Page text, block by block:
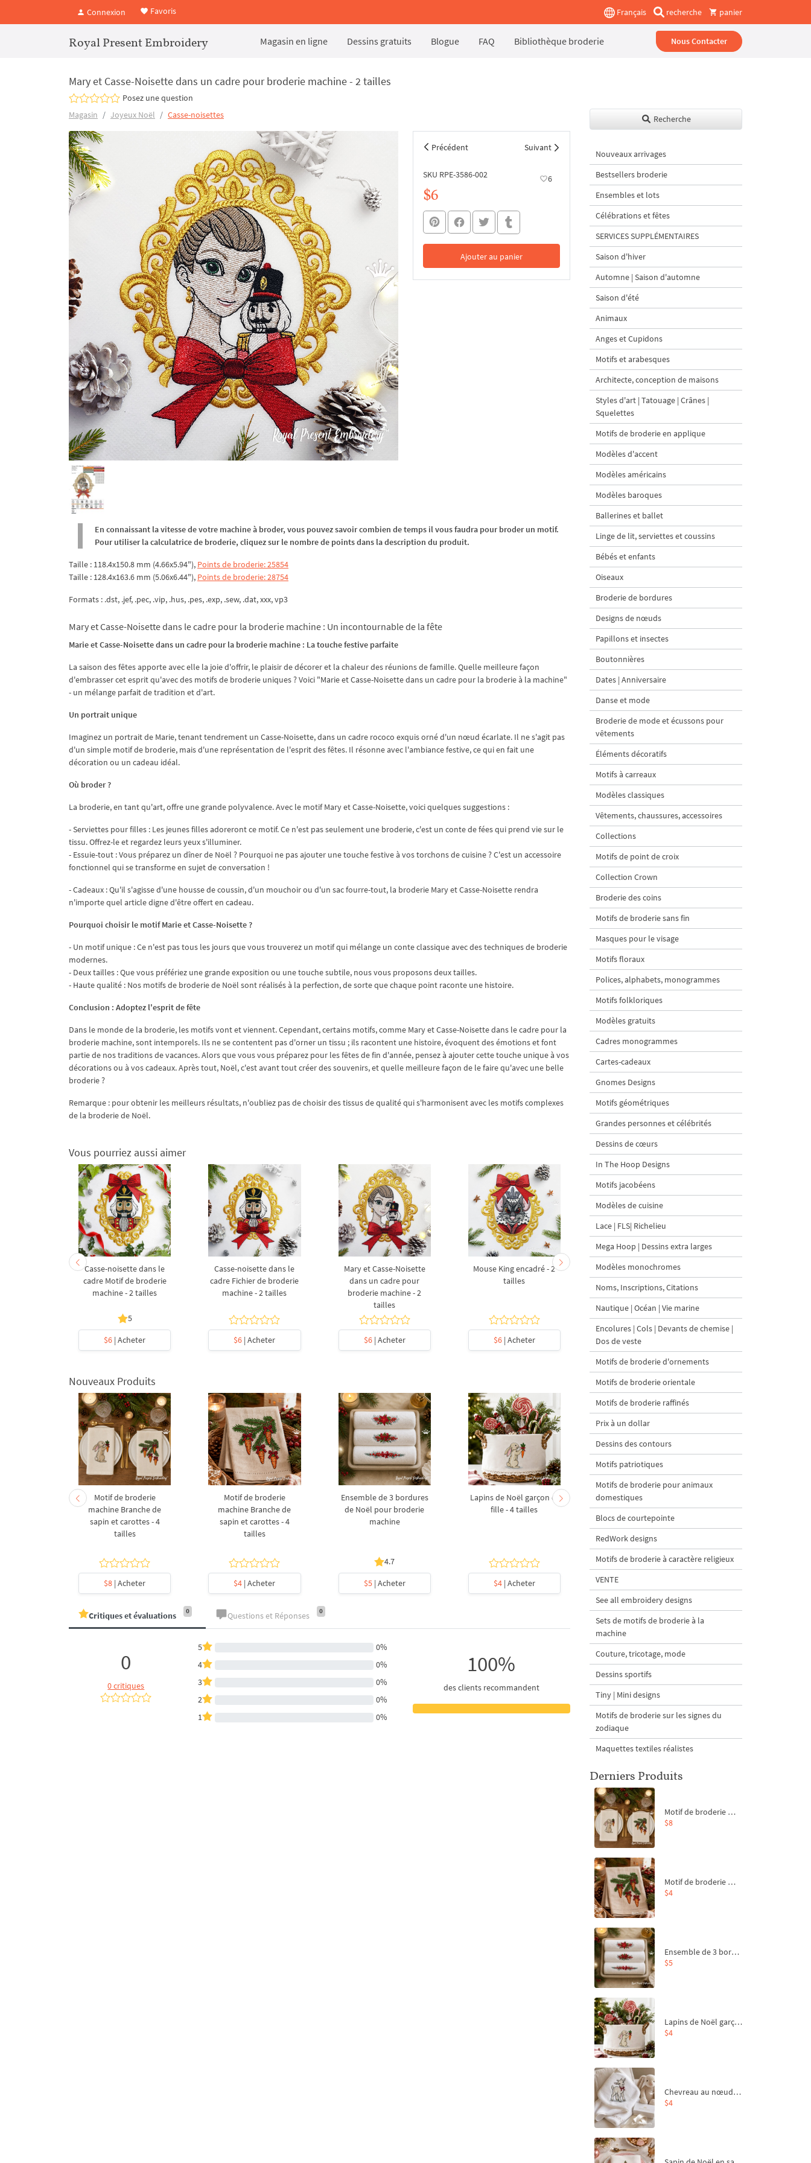
Connexion Favoris Français recherche panier
Royal Present Embroidery Magasin en ligne Dessins gratuits Blogue FAQ Bibliothèque broderie Nous Contacter
Mary et Casse-Noisette dans un cadre pour broderie machine - 2 tailles
Posez une question
Magasin
Joyeux Noël Casse-noisettes
Précédent Suivant
SKU RPE-3586-002 6
$6
Ajouter au panier
Dans le panier
En connaissant la vitesse de votre machine à broder, vous pouvez savoir combien de temps il vous faudra pour broder un motif.
Pour utiliser la calculatrice de broderie, cliquez sur le nombre de points dans la description du produit.
Taille : 118.4x150.8 mm (4.66x5.94"), Points de broderie: 25854
Taille : 128.4x163.6 mm (5.06x6.44"), Points de broderie: 28754
Formats : .dst, .jef, .pec, .vip, .hus, .pes, .exp, .sew, .dat, xxx, vp3
Mary et Casse-Noisette dans le cadre pour la broderie machine : Un incontournable de la fête
Marie et Casse-Noisette dans un cadre pour la broderie machine : La touche festive parfaite
La saison des fêtes apporte avec elle la joie d'offrir, le plaisir de décorer et la chaleur des réunions de famille. Quelle meilleure façon
d'embrasser cet esprit qu'avec des motifs de broderie uniques ? Voici "Marie et Casse-Noisette dans un cadre pour la broderie à la machine"
- un mélange parfait de tradition et d'art.
Un portrait unique
Imaginez un portrait de Marie, tenant tendrement un Casse-Noisette, dans un cadre rococo exquis orné d'un nœud écarlate. Il ne s'agit pas
d'un simple motif de broderie, mais d'une représentation de l'esprit des fêtes. Il résonne avec l'ambiance festive, ce qui en fait une
décoration ou un cadeau idéal.
Où broder ?
La broderie, en tant qu'art, offre une grande polyvalence. Avec le motif Mary et Casse-Noisette, voici quelques suggestions :
- Serviettes pour filles : Les jeunes filles adoreront ce motif. Ce n'est pas seulement une broderie, c'est un conte de fées qui prend vie sur le
tissu. Offrez-le et regardez leurs yeux s'illuminer.
- Essuie-tout : Vous préparez un dîner de Noël ? Pourquoi ne pas ajouter une touche festive à vos torchons de cuisine ? C'est un accessoire
fonctionnel qui se transforme en sujet de conversation !
- Cadeaux : Qu'il s'agisse d'une housse de coussin, d'un mouchoir ou d'un sac fourre-tout, la broderie Mary et Casse-Noisette rendra
n'importe quel article digne d'être offert en cadeau.
Pourquoi choisir le motif Marie et Casse-Noisette ?
- Un motif unique : Ce n'est pas tous les jours que vous trouverez un motif qui mélange un conte classique avec des techniques de broderie
modernes.
- Deux tailles : Que vous préfériez une grande exposition ou une touche subtile, nous vous proposons deux tailles.
- Haute qualité : Nos motifs de broderie de Noël sont réalisés à la perfection, de sorte que chaque point raconte une histoire.
Conclusion : Adoptez l'esprit de fête
Dans le monde de la broderie, les motifs vont et viennent. Cependant, certains motifs, comme Mary et Casse-Noisette dans le cadre pour la
broderie machine, sont intemporels. Ils ne se contentent pas d'orner un tissu ; ils racontent une histoire, évoquent des émotions et font
partie de nos traditions de vacances. Alors que vous vous préparez pour les fêtes de fin d'année, pensez à ajouter cette touche unique à vos
décorations ou à vos cadeaux. Après tout, Noël, c'est avant tout créer des souvenirs, et quelle meilleure façon de le faire qu'avec une belle
broderie ?
Remarque : pour obtenir les meilleurs résultats, n'oubliez pas de choisir des tissus de qualité qui s'harmonisent avec les motifs complexes
de la broderie de Noël.
Vous pourriez aussi aimer
Casse-noisette dans le
cadre Motif de broderie
machine - 2 tailles
5
$6 | Acheter
Casse-noisette dans le
cadre Fichier de broderie
machine - 2 tailles
$6 | Acheter
Mary et Casse-Noisette
dans un cadre pour
broderie machine - 2
tailles
$6| Acheter
Mouse King encadré - 2
tailles
$6| Acheter
Marie et Casse-Noisette -
2 tailles
$6| Acheter
Nouveaux Produits
Motif de broderie
machine Branche de
sapin et carottes - 4
tailles
$8 | Acheter
Motif de broderie
machine Branche de
sapin et carottes - 4
tailles
$4 | Acheter
Ensemble de 3 bordures
de Noël pour broderie
machine
4.7
$5| Acheter
Lapins de Noël garçon et
fille - 4 tailles
$4| Acheter
Chevreau au nœud rouge
– broderie machine, 4
tailles
Critiques et évaluations 0 Questions et Réponses 0
0
0 critiques
5
0%
4
0%
3
0%
2
0%
1
0%
100%
des clients recommandent
Recherche
Nouveaux arrivages
Bestsellers broderie
Ensembles et lots
Célébrations et fêtes
SERVICES SUPPLÉMENTAIRES
Saison d'hiver
Automne | Saison d'automne
Saison d'été
Animaux
Anges et Cupidons
Motifs et arabesques
Architecte, conception de maisons
Styles d'art | Tatouage | Crânes |
Squelettes
Motifs de broderie en applique
Modèles d'accent
Modèles américains
Modèles baroques
Ballerines et ballet
Linge de lit, serviettes et coussins
Bébés et enfants
Oiseaux
Broderie de bordures
Designs de nœuds
Papillons et insectes
Boutonnières
Dates | Anniversaire
Danse et mode
Broderie de mode et écussons pour
vêtements
Éléments décoratifs
Motifs à carreaux
Modèles classiques
Vêtements, chaussures, accessoires
Collections
Motifs de point de croix
Collection Crown
Broderie des coins
Motifs de broderie sans fin
Masques pour le visage
Motifs floraux
Polices, alphabets, monogrammes
Motifs folkloriques
Modèles gratuits
Cadres monogrammes
Cartes-cadeaux
Gnomes Designs
Motifs géométriques
Grandes personnes et célébrités
Dessins de cœurs
In The Hoop Designs
Motifs jacobéens
Modèles de cuisine
Lace | FLS| Richelieu
Mega Hoop | Dessins extra larges
Modèles monochromes
Noms, Inscriptions, Citations
Nautique | Océan | Vie marine
Encolures | Cols | Devants de chemise |
Dos de veste
Motifs de broderie d'ornements
Motifs de broderie orientale
Motifs de broderie raffinés
Prix à un dollar
Dessins des contours
Motifs patriotiques
Motifs de broderie pour animaux
domestiques
Blocs de courtepointe
RedWork designs
Motifs de broderie à caractère religieux
VENTE
See all embroidery designs
Sets de motifs de broderie à la
machine
Couture, tricotage, mode
Dessins sportifs
Tiny | Mini designs
Motifs de broderie sur les signes du
zodiaque
Maquettes textiles réalistes
Derniers Produits
Motif de broderie machine Branche de sapin et carottes - 4 tailles
$8
Motif de broderie machine Branche de sapin et carottes - 4 tailles
$4
Ensemble de 3 bordures de Noël pour broderie machine
$5
Lapins de Noël garçon et fille - 4 tailles
$4
Chevreau au nœud rouge – broderie machine, 4 tailles
$4